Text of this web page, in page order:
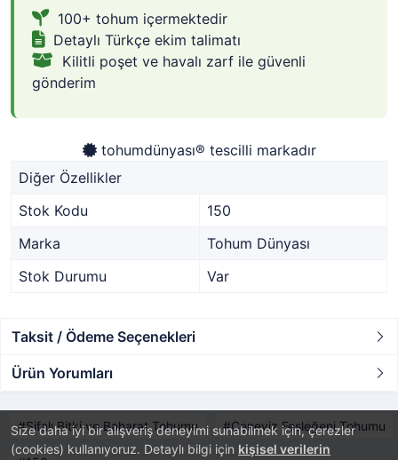
Size daha iyi bir alışveriş deneyimi sunabilmek için, çerezler
(cookies) kullanıyoruz. Detaylı bilgi için kişisel verilerin
100+ tohum içermektedir
Detaylı Türkçe ekim talimatı
Kilitli poşet ve havalı zarf ile güvenli
gönderim
tohumdünyası® tescilli markadır
Diğer Özellikler
Stok Kodu
150
Marka
Tohum Dünyası
Stok Durumu
Var
Taksit / Ödeme Seçenekleri
Ürün Yorumları
Şifalı Bitki ve Baharat Tohumu Ceneviz Fesleğeni Tohumu